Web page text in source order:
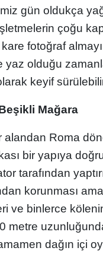
gün oldukça
çoğu
fotoğraf
yaz olduğu
keyif
Mağara
alandan Roma
bir yapıya
tarafından
korunması
ve binlerce
metre
dağın içi